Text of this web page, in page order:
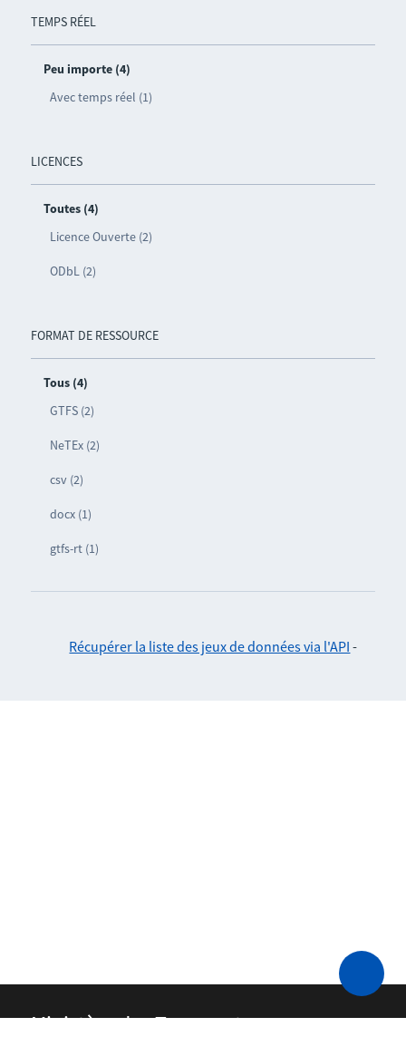
TEMPS RÉEL
Peu importe (4)
Avec temps réel (1)
LICENCES
Toutes (4)
Licence Ouverte (2)
ODbL (2)
FORMAT DE RESSOURCE
Tous (4)
GTFS (2)
NeTEx (2)
csv (2)
docx (1)
gtfs-rt (1)
Récupérer la liste des jeux de données via l'API -
Ministère des Transports